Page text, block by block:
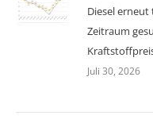
Diesel erneut
Zeitraum
Juli 30, 2026